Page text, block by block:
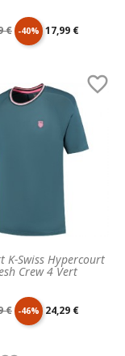
€ -40% Prix
17,99 €
K-Swiss Hypercourt
Crew 4 Vert

€ -46% Prix
24,29 €